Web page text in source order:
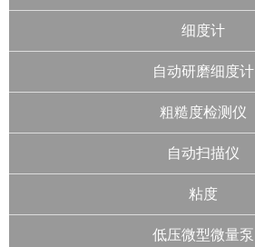
细度计
自动研磨细度计
粗糙度检测仪
自动扫描仪
粘度
低压微型微量泵